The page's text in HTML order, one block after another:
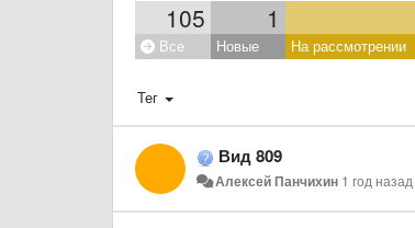
105 1
Все Новые На рассмотрении
Тег
Вид 809
Алексей Панчихин 1 год назад